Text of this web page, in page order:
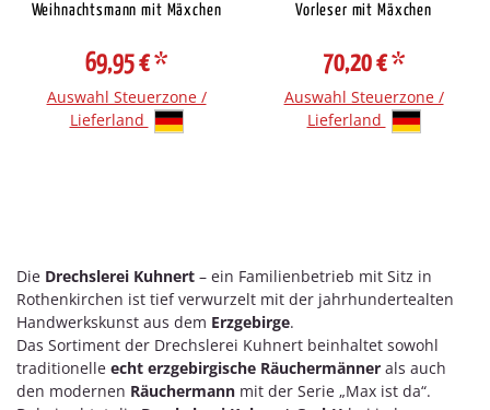
Weihnachtsmann mit Mäxchen
69,95 €*
Auswahl Steuerzone /
Lieferland
Vorleser mit Mäxchen
70,20 €*
Auswahl Steuerzone /
Lieferland
Die Drechslerei Kuhnert – ein Familienbetrieb mit Sitz in
Rothenkirchen ist tief verwurzelt mit der jahrhundertealten
Handwerkskunst aus dem Erzgebirge.
Das Sortiment der Drechslerei Kuhnert beinhaltet sowohl
traditionelle echt erzgebirgische Räuchermänner als auch
den modernen Räuchermann mit der Serie „Max ist da“.